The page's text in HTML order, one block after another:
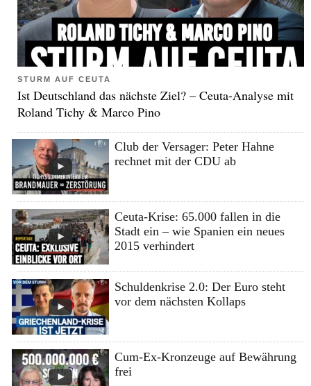
STURM AUF CEUTA
Ist Deutschland das nächste Ziel? – Ceuta-Analyse mit
Roland Tichy & Marco Pino
Club der Versager: Peter Hahne
rechnet mit der CDU ab
Ceuta-Krise: 65.000 fallen in die
Stadt ein – wie Spanien ein neues
2015 verhindert
Schuldenkrise 2.0: Der Euro steht
vor dem nächsten Kollaps
Cum-Ex-Kronzeuge auf Bewährung
frei